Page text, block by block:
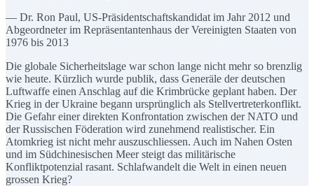
— Dr. Ron Paul, US-Präsidentschaftskandidat im Jahr 2012 und
Abgeordneter im Repräsentantenhaus der Vereinigten Staaten von
1976 bis 2013
Die globale Sicherheitslage war schon lange nicht mehr so brenzlig
wie heute. Kürzlich wurde publik, dass Generäle der deutschen
Luftwaffe einen Anschlag auf die Krimbrücke geplant haben. Der
Krieg in der Ukraine begann ursprünglich als Stellvertreterkonflikt.
Die Gefahr einer direkten Konfrontation zwischen der NATO und
der Russischen Föderation wird zunehmend realistischer. Ein
Atomkrieg ist nicht mehr auszuschliessen. Auch im Nahen Osten
und im Südchinesischen Meer steigt das militärische
Konfliktpotenzial rasant. Schlafwandelt die Welt in einen neuen
grossen Krieg?